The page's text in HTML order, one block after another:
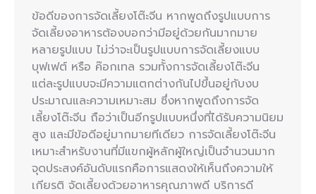
ข้อดีของการจัดเลี้ยงโต๊ะจีน หากพูดถึงรูปแบบการ
จัดเลี้ยงอาหารต้องบอกว่ามีอยู่ด้วยกันมากมาย
หลายรูปแบบ ไม่ว่าจะเป็นรูปแบบการจัดเลี้ยงแบบ
บุฟเฟต์ หรือ ค๊อกเทล รวมทั้งการจัดเลี้ยงโต๊ะจีน
แต่ละรูปแบบจะมีความแตกต่างกันไปขึ้นอยู่กับงบ
ประมาณและความเหมาะสม ซึ่งหากพูดถึงการจัด
เลี้ยงโต๊ะจีน ถือว่าเป็นอีกรูปแบบหนึ่งที่ได้รับความนิยม
สูง และมีข้อดีอยู่มากมายทีเดียว การจัดเลี้ยงโต๊ะจีน
เหมาะสำหรับงานที่มีแขกผู้หลักผู้ใหญ่เป็นจำนวนมาก
จุดประสงค์อันดับแรกคือการแสดงให้เห็นถึงความให้
เกียรติ จัดเลี้ยงด้วยอาหารคุณภาพดี บริการดี